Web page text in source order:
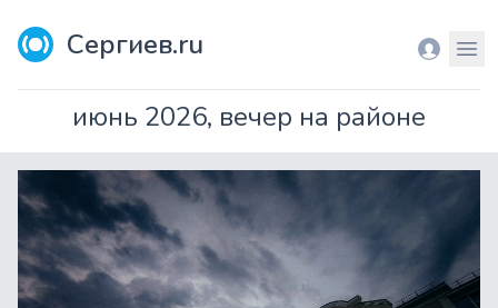
Сергиев.ru Вход
июнь 2026, вечер на районе